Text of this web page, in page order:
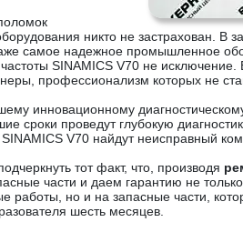
никто не застрахован. В
самое надежное промышленное
частоты SINAMICS V70 не
профессионализм которых не
инновационному
сроки проведут глубокую
V70 найдут неисправный
тот факт, что, производя
части и даем гарантию не
работы, но и на запасные части,
шесть месяцев.